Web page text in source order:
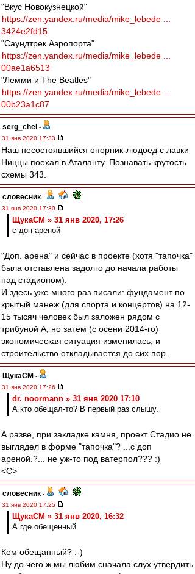
"Вкус Новокузнецкой"
https://zen.yandex.ru/media/mike_lebede ...
3424e2fd15
"Саундтрек Аэропорта"
https://zen.yandex.ru/media/mike_lebede ...
00ae1a6513
"Лемми и The Beatles"
https://zen.yandex.ru/media/mike_lebede ...
00b23a1c87
serg_chel -
31 янв 2020 17:33
Наш несостоявшийся опорник-людоед с лавки
Ниццы поехал в Аталанту. Познавать крутость
схемы 343.
словесник -
31 янв 2020 17:30
ЩукаСМ » 31 янв 2020, 17:26
с доп ареной
"Доп. арена" и сейчас в проекте (хотя "тапочка"
была отставлена задолго до начала работы
над стадионом).
И здесь уже много раз писали: фундамент по
крытый манеж (для спорта и концертов) на 12-
15 тысяч человек был заложен рядом с
трибуной А, но затем (с осени 2014-го)
экономическая ситуация изменилась, и
строительство откладывается до сих пор.
ЩукаСМ -
31 янв 2020 17:26
dr. noormann » 31 янв 2020 17:10
А кто обещал-то? В первый раз слышу.
А разве, при закладке камня, проект Стадио не
выглядел в форме "тапочка"? ...с доп
ареной.?... не уж-то под ватерпол??? :)
<C>
словесник -
31 янв 2020 17:25
ЩукаСМ » 31 янв 2020, 16:32
А где обещенный
Кем обещанный? :-)
Ну до чего ж мы любим сначала слух утвердить